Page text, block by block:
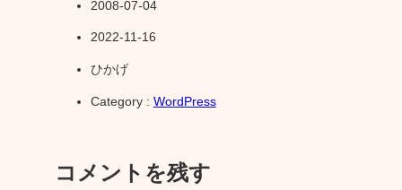
2008-07-04
2022-11-16
ひかげ
Category : WordPress
コメントを残す